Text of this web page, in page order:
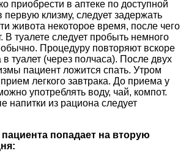
приобрести в аптеке по доступной
клизму, следует задержать
живота некоторое время, после чего
В туалете следует пробыть немного
Процедуру повторяют вскоре
в туалет (через полчаса). После двух
пациент ложится спать. Утром
легкого завтрака. До приема у
употреблять воду, чай, компот.
напитки из рациона следует
попадает на вторую